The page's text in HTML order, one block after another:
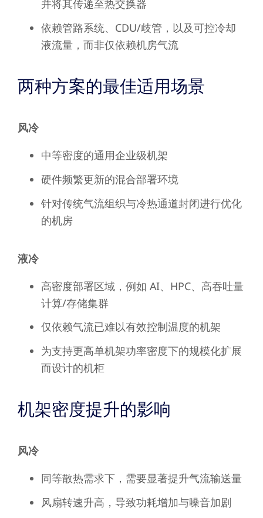
并将其传递至热交换器
依赖管路系统、CDU/歧管，以及可控冷却
液流量，而非仅依赖机房气流
两种方案的最佳适用场景
风冷
中等密度的通用企业级机架
硬件频繁更新的混合部署环境
针对传统气流组织与冷热通道封闭进行优化
的机房
液冷
高密度部署区域，例如 AI、HPC、高吞吐量
计算/存储集群
仅依赖气流已难以有效控制温度的机架
为支持更高单机架功率密度下的规模化扩展
而设计的机柜
机架密度提升的影响
风冷
同等散热需求下，需要显著提升气流输送量
风扇转速升高，导致功耗增加与噪音加剧